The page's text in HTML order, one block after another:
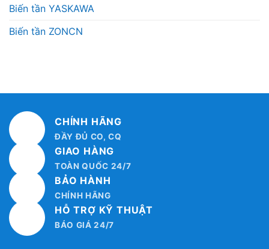
Biến tần YASKAWA
Biến tần ZONCN
CHÍNH HÃNG
ĐẦY ĐỦ CO, CQ
GIAO HÀNG
TOÀN QUỐC 24/7
BẢO HÀNH
CHÍNH HÃNG
HỖ TRỢ KỸ THUẬT
BÁO GIÁ 24/7